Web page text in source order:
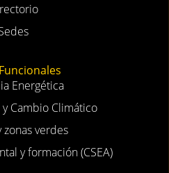
Energética
Cambio Climático
zonas verdes
y formación (CSEA)